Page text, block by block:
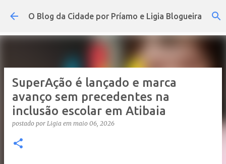
Pular para o conteúdo principal
O Blog da Cidade por Príamo e Ligia Blogueira
SuperAção é lançado e marca
avanço sem precedentes na
inclusão escolar em Atibaia
postado por Ligia em maio 06, 2026